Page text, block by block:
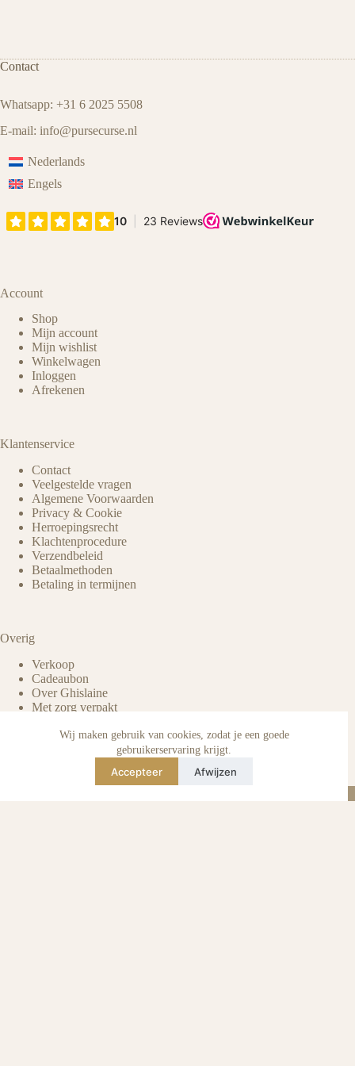
Wij maken gebruik van cookies, zodat je een goede
gebruikerservaring krijgt.
Accepteer Afwijzen
Contact
Whatsapp: +31 6 2025 5508
E-mail: info@pursecurse.nl
Nederlands
Engels
Account
Shop
Mijn account
Mijn wishlist
Winkelwagen
Inloggen
Afrekenen
Klantenservice
Contact
Veelgestelde vragen
Algemene Voorwaarden
Privacy & Cookie
Herroepingsrecht
Klachtenprocedure
Verzendbeleid
Betaalmethoden
Betaling in termijnen
Overig
Verkoop
Cadeaubon
Over Ghislaine
Met zorg verpakt
Verzorging & onderhoud
Echtheid van reviews